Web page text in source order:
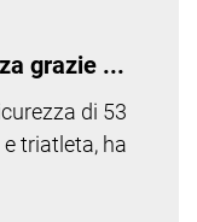
grazie ...
di 53
triatleta, ha